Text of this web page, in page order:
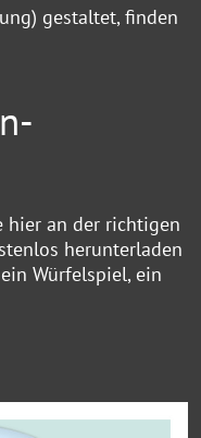
gestaltet, finden
hier an der richtigen
herunterladen
Würfelspiel, ein